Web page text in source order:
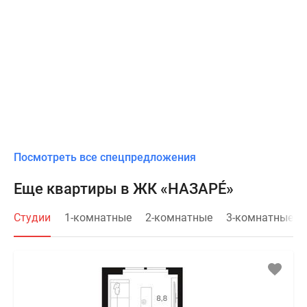
Посмотреть все спецпредложения
Еще квартиры в ЖК «НАЗАРÉ»
Студии 1-комнатные 2-комнатные 3-комнатные